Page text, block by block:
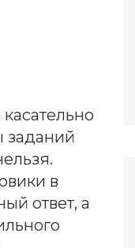
заданий
в
ответ, а